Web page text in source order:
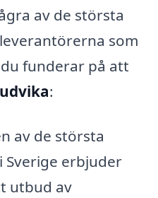
av de största
som
funderar på att
:
av de största
erbjuder
utbud av